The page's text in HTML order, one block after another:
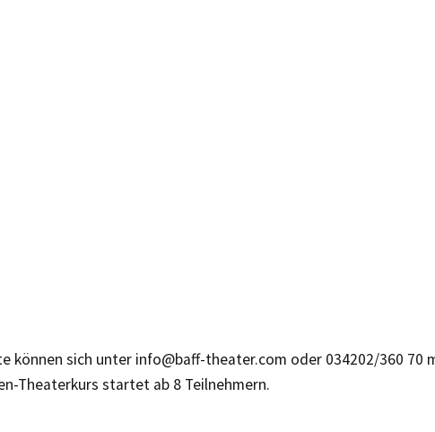
können sich unter info@baff-theater.com oder 034202/360 70
Theaterkurs startet ab 8 Teilnehmern.